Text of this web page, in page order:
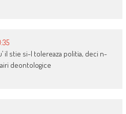
il stie si-l tolereaza politia, deci n-
deontologice